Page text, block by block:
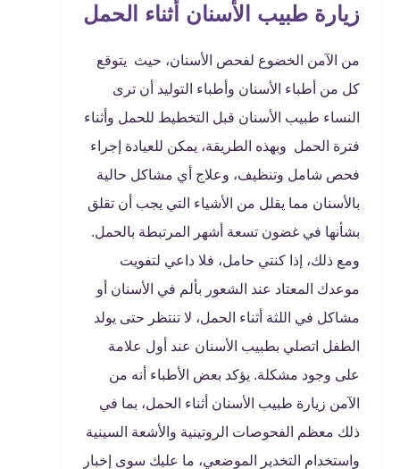
زيارة طبيب الأسنان أثناء الحمل
من الآمن الخضوع لفحص الأسنان، حيث يتوقع
كل من أطباء الأسنان وأطباء التوليد أن ترى
النساء طبيب الأسنان قبل التخطيط للحمل وأثناء
فترة الحمل وبهذه الطريقة، يمكن للعيادة إجراء
فحص شامل وتنظيف، وعلاج أي مشاكل حالية
بالأسنان مما يقلل من الأشياء التي يجب أن تقلق
بشأنها في غضون تسعة أشهر المرتبطة بالحمل.
ومع ذلك، إذا كنتي حامل، فلا داعي لتفويت
موعدك المعتاد عند الشعور بألم في الأسنان أو
مشاكل في اللثة أثناء الحمل، لا تنتظر حتى يولد
الطفل اتصلي بطبيب الأسنان عند أول علامة
على وجود مشكلة. يؤكد بعض الأطباء أنه من
الآمن زيارة طبيب الأسنان أثناء الحمل، بما في
ذلك معظم الفحوصات الروتينية والأشعة السينية
واستخدام التخدير الموضعي، ما عليك سوى إخبار